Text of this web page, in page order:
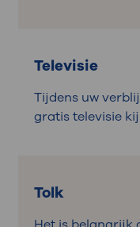
Televisie
Tijdens uw
gratis televisie
Tolk